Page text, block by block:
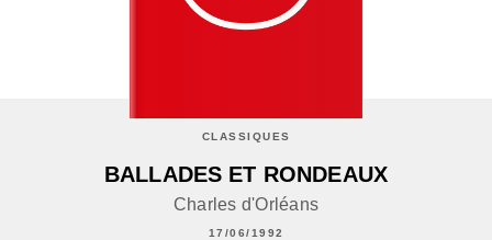
CLASSIQUES
BALLADES ET RONDEAUX
Charles d'Orléans
17/06/1992